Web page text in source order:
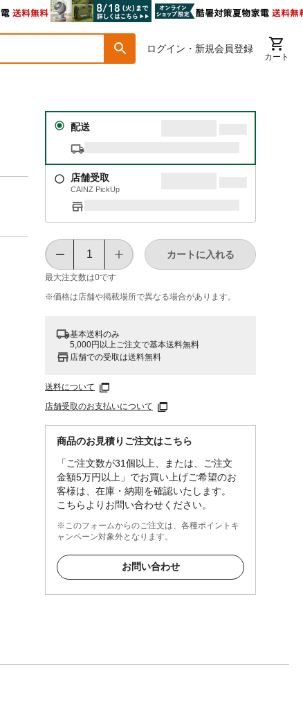
ログイン・新規会員登録
カート
配送
店舗受取
CAINZ PickUp
最大注文数は0です
カートに入れる
※価格は​店舗や​掲載場所で​異なる​場合が​あります。
基本送料のみ
5,000円以上ご注文で基本送料無料
店舗での受取は送料無料
送料について
店舗受取のお支払いについて
商品のお見積りご注文はこちら
「ご注文数が31個以上、または、ご注文
金額5万円以上」でお買い上げご希望のお
客様は、在庫・納期を確認いたします。
こちらよりお問い合わせください。
※このフォームからのご注文は、各種ポイントキ
ャンペーン対象外となります。
お問い合わせ